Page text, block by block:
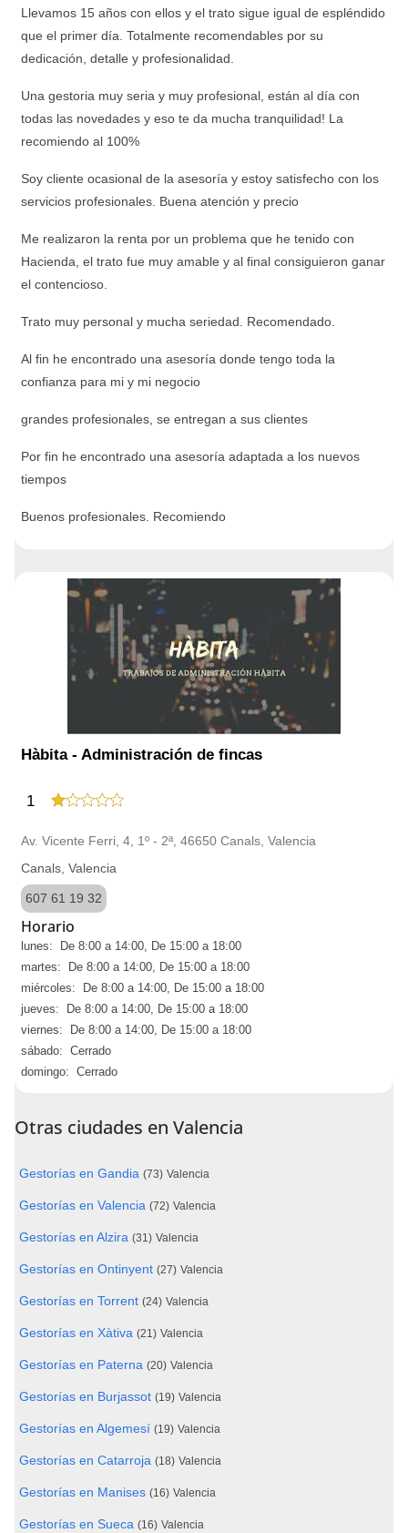
Llevamos 15 años con ellos y el trato sigue igual de espléndido
que el primer día. Totalmente recomendables por su
dedicación, detalle y profesionalidad.
Una gestoria muy seria y muy profesional, están al día con
todas las novedades y eso te da mucha tranquilidad! La
recomiendo al 100%
Soy cliente ocasional de la asesoría y estoy satisfecho con los
servicios profesionales. Buena atención y precio
Me realizaron la renta por un problema que he tenido con
Hacienda, el trato fue muy amable y al final consiguieron ganar
el contencioso.
Trato muy personal y mucha seriedad. Recomendado.
Al fin he encontrado una asesoría donde tengo toda la
confianza para mi y mi negocio
grandes profesionales, se entregan a sus clientes
Por fin he encontrado una asesoría adaptada a los nuevos
tiempos
Buenos profesionales. Recomiendo
Hàbita - Administración de fincas
1
Av. Vicente Ferri, 4, 1º - 2ª, 46650 Canals, Valencia
Canals, Valencia
607 61 19 32
Horario
lunes: De 8:00 a 14:00, De 15:00 a 18:00
martes: De 8:00 a 14:00, De 15:00 a 18:00
miércoles: De 8:00 a 14:00, De 15:00 a 18:00
jueves: De 8:00 a 14:00, De 15:00 a 18:00
viernes: De 8:00 a 14:00, De 15:00 a 18:00
sábado: Cerrado
domingo: Cerrado
Otras ciudades en Valencia
Gestorías en Gandia (73) Valencia
Gestorías en Valencia (72) Valencia
Gestorías en Alzira (31) Valencia
Gestorías en Ontinyent (27) Valencia
Gestorías en Torrent (24) Valencia
Gestorías en Xàtiva (21) Valencia
Gestorías en Paterna (20) Valencia
Gestorías en Burjassot (19) Valencia
Gestorías en Algemesí (19) Valencia
Gestorías en Catarroja (18) Valencia
Gestorías en Manises (16) Valencia
Gestorías en Sueca (16) Valencia